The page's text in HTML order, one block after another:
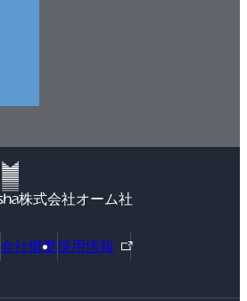
株式会社オーム社
会社概要採用情報
外
部